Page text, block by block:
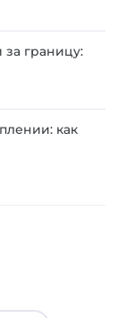
границу:
как